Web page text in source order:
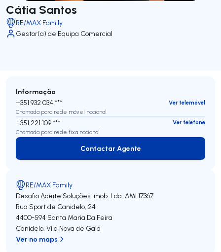
Cátia Santos
RE/MAX Family
Gestor(a) de Equipa Comercial
Informação
+351 932 034 ***
Ver telemóvel
Chamada para rede móvel nacional
+351 221 109 ***
Ver telefone
Chamada para rede fixa nacional
Contactar Agente
Contactar Agente
RE/MAX Family
Desafio Aceite Soluções Imob. Lda. AMI 17367
Rua Sport de Canidelo, 24
4400-594 Santa Maria Da Feira
Canidelo, Vila Nova de Gaia
Ver no maps